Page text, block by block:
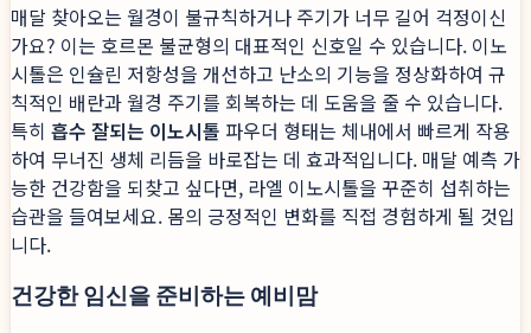
매달 찾아오는 월경이 불규칙하거나 주기가 너무 길어 걱정이신
가요? 이는 호르몬 불균형의 대표적인 신호일 수 있습니다. 이노
시톨은 인슐린 저항성을 개선하고 난소의 기능을 정상화하여 규
칙적인 배란과 월경 주기를 회복하는 데 도움을 줄 수 있습니다.
특히 흡수 잘되는 이노시톨 파우더 형태는 체내에서 빠르게 작용
하여 무너진 생체 리듬을 바로잡는 데 효과적입니다. 매달 예측 가
능한 건강함을 되찾고 싶다면, 라엘 이노시톨을 꾸준히 섭취하는
습관을 들여보세요. 몸의 긍정적인 변화를 직접 경험하게 될 것입
니다.
건강한 임신을 준비하는 예비맘